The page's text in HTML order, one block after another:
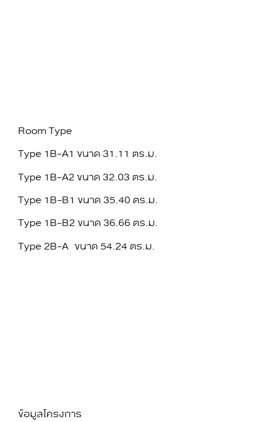
Room Type
Type 1B-A1 ขนาด 31.11 ตร.ม.
Type 1B-A2 ขนาด 32.03 ตร.ม.
Type 1B-B1 ขนาด 35.40 ตร.ม.
Type 1B-B2 ขนาด 36.66 ตร.ม.
Type 2B-A ขนาด 54.24 ตร.ม.
ข้อมูลโครงการ